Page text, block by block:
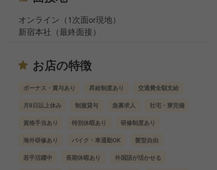
オンライン（1次面or現地）
新宿本社（最終面接）
お店の特徴
ボーナス・賞与あり 昇給制度あり 交通費全額支給
月8日以上休み 制服貸与 急募求人 社宅・寮完備
資格手当あり 特別休暇あり 研修制度あり
海外研修あり バイク・車通勤OK 髪型自由
若手活躍中 長期休暇あり 外国語が活かせる